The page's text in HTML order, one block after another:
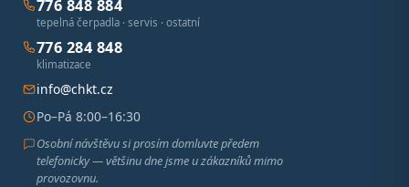
776 848 884
tepelná čerpadla · servis · ostatní
776 284 848
klimatizace
info@chkt.cz
Po–Pá 8:00–16:30
Osobní návštěvu si prosím domluvte předem
telefonicky — většinu dne jsme u zákazníků mimo
provozovnu.